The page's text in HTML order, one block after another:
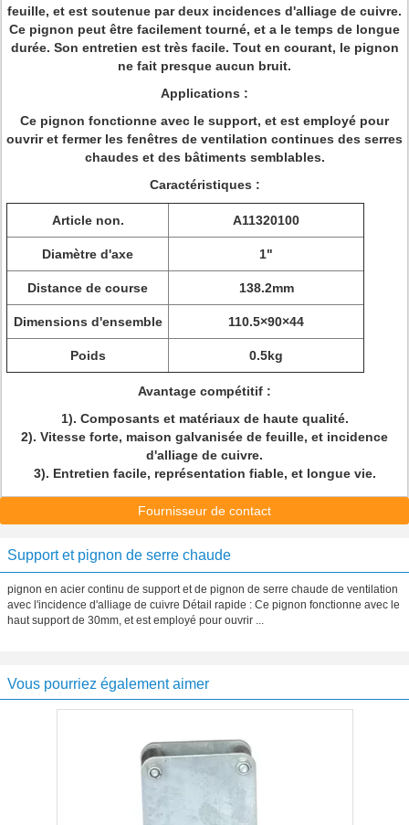
feuille, et est soutenue par deux incidences d'alliage de cuivre.
Ce pignon peut être facilement tourné, et a le temps de longue
durée. Son entretien est très facile. Tout en courant, le pignon
ne fait presque aucun bruit.
Applications :
Ce pignon fonctionne avec le support, et est employé pour
ouvrir et fermer les fenêtres de ventilation continues des serres
chaudes et des bâtiments semblables.
Caractéristiques :
Article non. A11320100
Diamètre d'axe 1"
Distance de course 138.2mm
Dimensions d'ensemble 110.5×90×44
Poids 0.5kg
Avantage compétitif :
1). Composants et matériaux de haute qualité.
2). Vitesse forte, maison galvanisée de feuille, et incidence
d'alliage de cuivre.
3). Entretien facile, représentation fiable, et longue vie.
Fournisseur de contact
Support et pignon de serre chaude
pignon en acier continu de support et de pignon de serre chaude de ventilation
avec l'incidence d'alliage de cuivre Détail rapide : Ce pignon fonctionne avec le
haut support de 30mm, et est employé pour ouvrir ...
Vous pourriez également aimer